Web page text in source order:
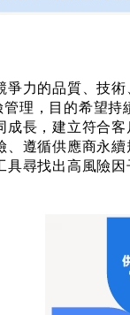
力的品質、技
理，目的希望
長，建立符合
遵循供應商永
尋找出高風險